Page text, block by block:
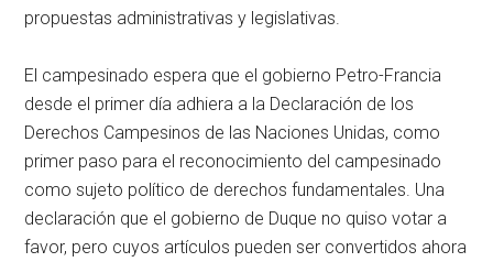
propuestas administrativas y legislativas.
El campesinado espera que el gobierno Petro-Francia
desde el primer día adhiera a la Declaración de los
Derechos Campesinos de las Naciones Unidas, como
primer paso para el reconocimiento del campesinado
como sujeto político de derechos fundamentales. Una
declaración que el gobierno de Duque no quiso votar a
favor, pero cuyos artículos pueden ser convertidos ahora